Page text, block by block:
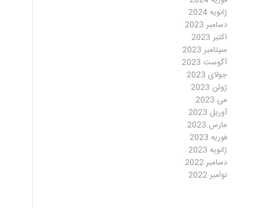
ژانویه 2024
دسامبر 2023
اکتبر 2023
سپتامبر 2023
آگوست 2023
جولای 2023
ژوئن 2023
می 2023
آوریل 2023
مارس 2023
فوریه 2023
ژانویه 2023
دسامبر 2022
نوامبر 2022